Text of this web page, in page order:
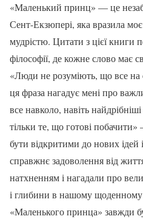
«Маленький принц» — це
Сент-Екзюпері, яка вразила
мудрістю. Цитати з цієї книги
філософії, де кожне слово має
«Люди не розуміють, що все на
ця фраза нагадує мені про
все навколо, навіть
тільки те, що готові
бути відкритими до нових
справжнє задоволення від
натхненням і нагадали про
і глибини в нашому щоденному
«Маленького принца» завжди